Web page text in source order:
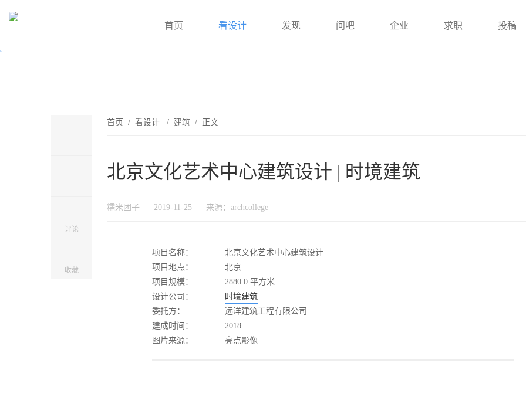
首页 看设计 发现 问吧 企业 求职 投稿
评论
收藏
首页 /看设计 / 建筑 / 正文
北京文化艺术中心建筑设计 | 时境建筑
糯米团子 2019-11-25 来源：archcollege
项目名称：
北京文化艺术中心建筑设计
项目地点：
北京
项目规模：
2880.0 平方米
设计公司：
时境建筑
委托方：
远洋建筑工程有限公司
建成时间：
2018
图片来源：
亮点影像